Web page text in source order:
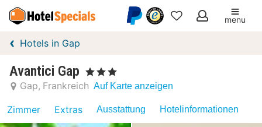
Meine
menu
Hotels in Gap
Avantici Gap , 3 Sterne
Gap Frankreich Auf Karte anzeigen
Zimmer Extras Ausstattung Hotelinformationen